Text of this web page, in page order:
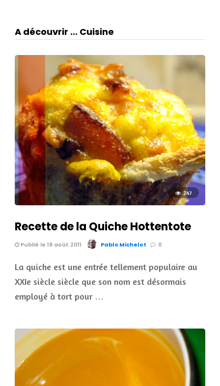
A découvrir ... Cuisine
247
Recette de la Quiche Hottentote
Publié le 18 août 2011 Pablo Michelot 0
La quiche est une entrée tellement populaire au
XXIe siècle siècle que son nom est désormais
employé à tort pour …